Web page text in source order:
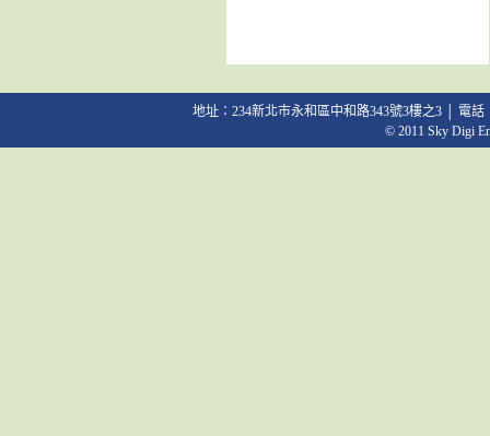
地址：234新北市永和區中和路343號3樓之3 │ 電話
© 2011 Sky Digi